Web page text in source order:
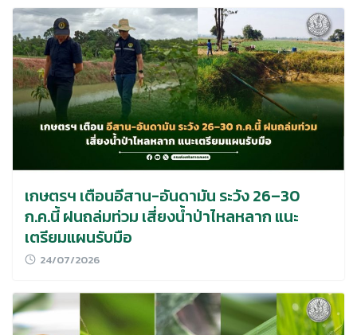
Search
เกษตรฯ เตือนอีสาน-อันดามัน ระวัง 26–30
ก.ค.นี้ ฝนถล่มท่วม เสี่ยงน้ำป่าไหลหลาก แนะ
เตรียมแผนรับมือ
24/07/2026